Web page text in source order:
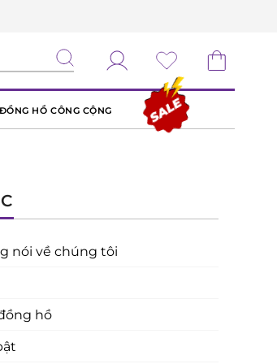
ĐỒNG HỒ CÔNG CỘNG
nói về chúng tôi
hồ